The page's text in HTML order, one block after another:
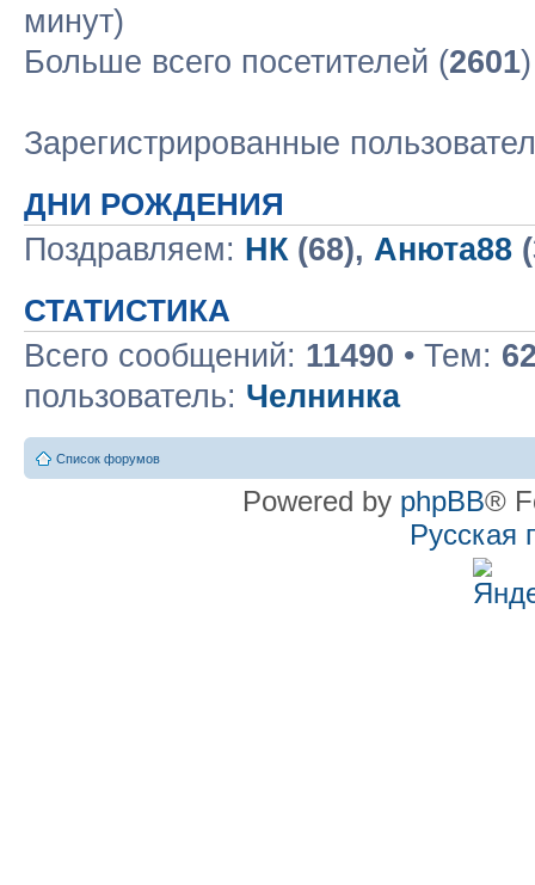
минут)
Больше всего посетителей (2601
Зарегистрированные
ДНИ РОЖДЕНИЯ
Поздравляем: НК(68), Анюта88
СТАТИСТИКА
Всего сообщений: 11490 • Тем:
пользователь: Челнинка
Список форумов
Powered by phpBB®
Русская